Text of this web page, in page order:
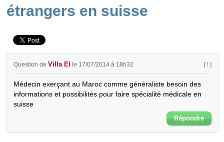
étrangers en suisse
Question deVilla El le 17/07/2014 à 18h32 [ ! ]
Médecin exerçant au Maroc comme généraliste besoin des
informations et possibilités pour faire spécialité médicale en
suisse
Répondre